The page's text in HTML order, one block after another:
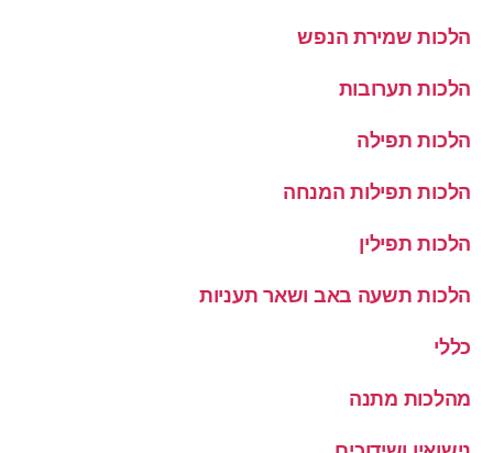
הלכות שמירת הנפש
הלכות תערובות
הלכות תפילה
הלכות תפילות המנחה
הלכות תפילין
הלכות תשעה באב ושאר תעניות
כללי
מהלכות מתנה